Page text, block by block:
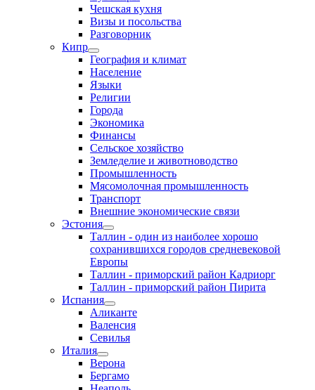
Чешская кухня
Визы и посольства
Разговорник
Кипр
География и климат
Население
Языки
Религии
Города
Экономика
Финансы
Сельское хозяйство
Земледелие и животноводство
Промышленность
Мясомолочная промышленность
Транспорт
Внешние экономические связи
Эстония
Таллин - один из наиболее хорошо
сохранившихся городов средневековой
Европы
Таллин - приморский район Кадриорг
Таллин - приморский район Пирита
Испания
Аликанте
Валенсия
Севилья
Италия
Верона
Бергамо